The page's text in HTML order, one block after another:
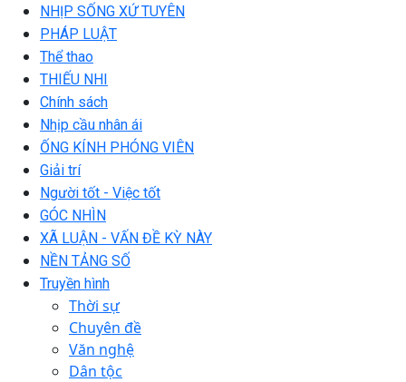
NHỊP SỐNG XỨ TUYÊN
PHÁP LUẬT
Thể thao
THIẾU NHI
Chính sách
Nhịp cầu nhân ái
ỐNG KÍNH PHÓNG VIÊN
Giải trí
Người tốt - Việc tốt
GÓC NHÌN
XÃ LUẬN - VẤN ĐỀ KỲ NÀY
NỀN TẢNG SỐ
Truyền hình
Thời sự
Chuyên đề
Văn nghệ
Dân tộc